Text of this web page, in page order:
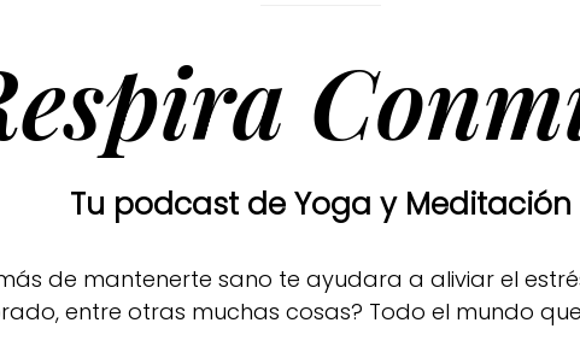
Tu podcast de Yoga y Meditación
de mantenerte sano te ayudara a aliviar el
entre otras muchas cosas? Todo el mundo